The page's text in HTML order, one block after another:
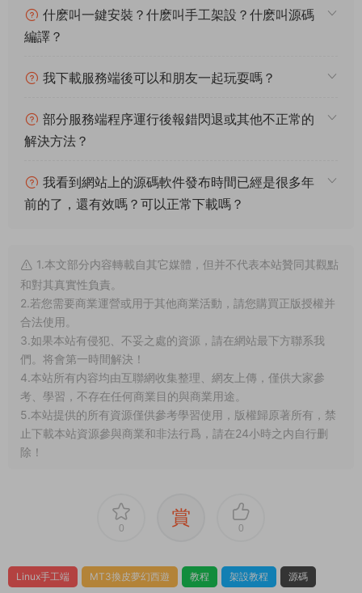
什麽叫一鍵安裝？什麽叫手工架設？什麽叫源碼
編譯？
我下載服務端後可以和朋友一起玩耍嗎？
部分服務端程序運行後報錯閃退或其他不正常的
解決方法？
我看到網站上的源碼軟件發布時間已經是很多年
前的了，還有效嗎？可以正常下載嗎？
1.本文部分内容轉載自其它媒體，但并不代表本站贊同其觀點
和對其真實性負責。
2.若您需要商業運營或用于其他商業活動，請您購買正版授權并
合法使用。
3.如果本站有侵犯、不妥之處的資源，請在網站最下方聯系我
們。将會第一時間解決！
4.本站所有内容均由互聯網收集整理、網友上傳，僅供大家參
考、學習，不存在任何商業目的與商業用途。
5.本站提供的所有資源僅供參考學習使用，版權歸原著所有，禁
止下載本站資源參與商業和非法行爲，請在24小時之内自行删
除！
0 賞 0
Linux手工端 MT3換皮夢幻西遊 教程 架設教程 源碼